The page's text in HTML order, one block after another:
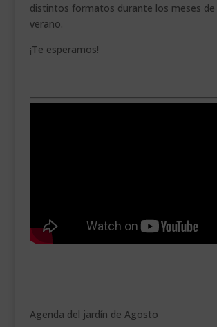
distintos formatos durante los meses de
verano.
¡Te esperamos!
Agenda del jardín de Agosto